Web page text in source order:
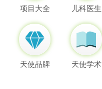
项目大全 儿科医生
天使品牌 天使学术